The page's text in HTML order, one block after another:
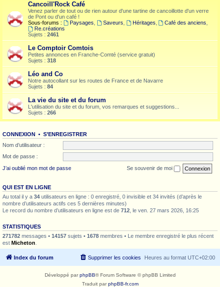
Cancoill'Rock Café
Venez parler de tout ou de rien autour d'une tartine de cancoillotte d'un verre
de Pont ou d'un café !
Sous-forums :
Paysages Saveurs Héritages Café des anciens
Re.créations
Sujets : 2461
Le Comptoir Comtois
Petites annonces en Franche-Comté (service gratuit)
Sujets : 318
Léo and Co
Notre autocollant sur les routes de France et de Navarre
Sujets : 84
La vie du site et du forum
L'utilisation du site et du forum, vos remarques et suggestions...
Sujets : 266
CONNEXION • S’ENREGISTRER
Nom d’utilisateur :
Mot de passe :
J’ai oublié mon mot de passe
Se souvenir de moi
QUI EST EN LIGNE
Au total il y a 34 utilisateurs en ligne : 0 enregistré, 0 invisible et 34 invités (d’après le
nombre d’utilisateurs actifs ces 5 dernières minutes)
Le record du nombre d’utilisateurs en ligne est de 712 , le ven. 27 mars 2026, 16:25
STATISTIQUES
271782 messages • 14157 sujets • 1678 membres • Le membre enregistré le plus récent
est Micheton
Index du forum Heures au format UTC+02:00
Supprimer les cookies
Développé parphpBB® Forum Software © phpBB Limited
Traduit parphpBB-fr.com